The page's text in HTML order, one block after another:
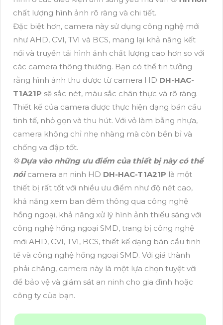
chất lượng hình ảnh rõ ràng và chi tiết.
Đặc biệt hơn, camera này sử dụng công nghệ mới
như AHD, CVI, TVI và BCS, mang lại khả năng kết
nối và truyền tải hình ảnh chất lượng cao hơn so với
các camera thông thường. Bạn có thể tin tưởng
rằng hình ảnh thu được từ camera HD DH-HAC-
T1A21P sẽ sắc nét, màu sắc chân thực và rõ ràng.
Thiết kế của camera được thực hiện dạng bán cầu
tinh tế, nhỏ gọn và thu hút. Với vỏ làm bằng nhựa,
camera không chỉ nhẹ nhàng mà còn bền bỉ và
chống va đập tốt.
💢Dựa vào những ưu điểm của thiết bị này có thể
nóicamera an ninh HD DH-HAC-T1A21P là một
thiết bị rất tốt với nhiều ưu điểm như độ nét cao,
khả năng xem ban đêm thông qua công nghệ
hồng ngoại, khả năng xử lý hình ảnh thiếu sáng với
công nghệ hồng ngoại SMD, trang bị công nghệ
mới AHD, CVI, TVI, BCS, thiết kế dạng bán cầu tinh
tế và công nghệ hồng ngoại SMD. Với giá thành
phải chăng, camera này là một lựa chọn tuyệt vời
để bảo vệ và giám sát an ninh cho gia đình hoặc
công ty của bạn.